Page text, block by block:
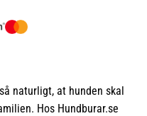
naturligt, at hunden skal
Hos Hundburar.se